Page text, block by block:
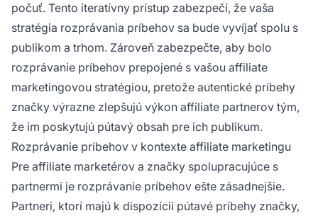
počuť. Tento iteratívny prístup zabezpečí, že vaša
stratégia rozprávania príbehov sa bude vyvíjať spolu s
publikom a trhom. Zároveň zabezpečte, aby bolo
rozprávanie príbehov prepojené s vašou affiliate
marketingovou stratégiou, pretože autentické príbehy
značky výrazne zlepšujú výkon affiliate partnerov tým,
že im poskytujú pútavý obsah pre ich publikum.
Rozprávanie príbehov v kontexte affiliate marketingu
Pre affiliate marketérov a značky spolupracujúce s
partnermi je rozprávanie príbehov ešte zásadnejšie.
Partneri, ktorí majú k dispozícii pútavé príbehy značky,